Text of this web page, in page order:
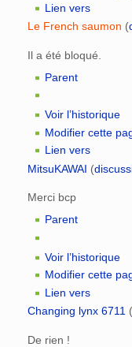
Lien vers
Le French saumon (
Il a été bloqué.
Parent
Voir l’historique
Modifier cette
Lien vers
MitsuKAWAI (
Merci bcp
Parent
Voir l’historique
Modifier cette
Lien vers
Changing lynx 6711 (
De rien !